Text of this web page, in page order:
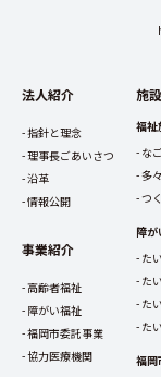
法人紹介
指針と理念
理事長ごあいさつ
沿革
情報公開
事業紹介
高齢者福祉
障がい福祉
福岡市委託事業
協力医療機関
施
福祉
な
多
つ
障
た
た
た
た
福岡